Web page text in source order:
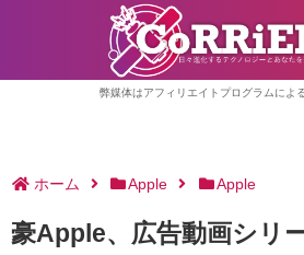
弊媒体はアフィリエイトプログラムによ
ホーム Apple Apple
豪Apple、広告動画シリ